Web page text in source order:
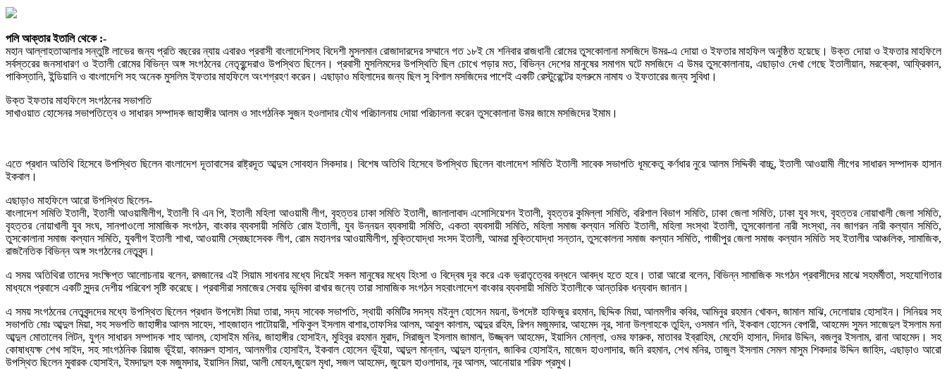
পলি আক্তার ইতালি থেকে :-
মহান আল্লাহতাআলার সন্তুষ্টি লাভের জন্য প্রতি বছরের ন্যায় এবারও প্রবাসী বাংলাদেশিসহ বিদেশী মুসলমান রোজাদারদের সম্মানে গত ১৮ই মে শনিবার রাজধানী রোমের তুসকোলানা মসজিদে উমর-এ দোয়া ও ইফতার মাহফিল অনুষ্ঠিত হয়েছে। উক্ত দোয়া ও ইফতার মাহফিলে
সর্বস্তরের জনসাধারণ ও ইতালী রোমের বিভিন্ন অঙ্গ সংগঠনের নেতৃবৃন্দেরাও উপস্থিত ছিলেন। প্রবাসী মুসলিমদের উপস্থিতি ছিল চোখে পড়ার মত, বিভিন্ন দেশের মানুষের সমাগম ঘটে মসজিদে এ উমর তুসকোলানায়, এছাড়াও দেখা গেছে ইতালীয়ান, মরক্কো, আফ্রিকান,
পাকিস্তানি, ইন্ডিয়ানি ও বাংলাদেশি সহ অনেক মুসলিম ইফতার মাহফিলে অংশগ্রহণ করেন। এছাড়াও মহিলাদের জন্য ছিল সু বিশাল মসজিদের পাশেই একটি রেস্টুরেন্টের হলরুমে নামায ও ইফতারের জন্য সুবিধা।
উক্ত ইফতার মাহফিলে সংগঠনের সভাপতি
সাখাওয়াত হোসেনর সভাপতিত্বে ও সাধারন সম্পাদক জাহাঙ্গীর আলম ও সাংগঠনিক সুজন হওলাদার যৌথ পরিচালনায় দোয়া পরিচালনা করেন তুসকোলানা উমর জামে মসজিদের ইমাম।
এতে প্রধান অতিথি হিসেবে উপস্থিত ছিলেন বাংলাদেশ দূতাবাসের রাষ্ট্রদূত আব্দুস সোবহান সিকদার। বিশেষ অতিথি হিসেবে উপস্থিত ছিলেন বাংলাদেশ সমিতি ইতালী সাবেক সভাপতি ধূমকেতু কর্ণধার নুরে আলম সিদ্দিকী বাচ্চু, ইতালী আওয়ামী লীগের সাধারন সম্পাদক হাসান
ইকবাল।
এছাড়াও মাহফিলে আরো উপস্থিত ছিলেন-
বাংলাদেশ সমিতি ইতালী, ইতালী আওয়ামীলীগ, ইতালী বি এন পি, ইতালী মহিলা আওয়ামী লীগ, বৃহত্তর ঢাকা সমিতি ইতালী, জালালাবাদ এসোসিয়েশন ইতালী, বৃহত্তর কুমিল্লা সমিতি, বরিশাল বিভাগ সমিতি, ঢাকা জেলা সমিতি, ঢাকা যুব সংঘ, বৃহত্তর নোয়াখালী জেলা সমিতি,
বৃহত্তর নোয়াখালী যুব সংঘ, সানপাওলো সামাজিক সংগঠন, বাংকার ব্যবসায়ী সমিতি রোম ইতালী, যুব উন্নয়ন ব্যবসায়ী সমিতি, একতা ব্যবসায়ী সমিতি, মহিলা সমাজ কল্যান সমিতি ইতালী, মহিলা সংস্থা ইতালী, তুসকোলানা নারী সংস্থা, নব জাগরন নারী কল্যান সমিতি,
তুসকোলানা সমাজ কল্যান সমিতি, যুবলীগ ইতালী শাখা, আওয়ামী স্বেচ্ছাসেবক লীগ, রোম মহানগর আওয়ামীলীগ, মুক্তিযোদ্ধা সংসদ ইতালী, আমরা মুক্তিযোদ্ধা সন্তান, তুসকোলনা সমাজ কল্যান সমিতি, গাজীপুর জেলা সমাজ কল্যান সমিতি সহ ইতালীর আঞ্চলিক, সামাজিক,
রাজনৈতিক বিভিন্ন অঙ্গ সংগঠনের নেতৃবৃন্দ।
এ সময় অতিথিরা তাদের সংক্ষিপ্ত আলোচনায় বলেন, রমজানের এই সিয়াম সাধনার মধ্যে দিয়েই সকল মানুষের মধ্যে হিংসা ও বিদ্বেষ দূর করে এক ভ্রাতৃত্বের বন্ধনে আবদ্ধ হতে হবে। তারা আরো বলেন, বিভিন্ন সামাজিক সংগঠন প্রবাসীদের মাঝে সহমর্মীতা, সহযোগিতার
মাধ্যমে প্রবাসে একটি সুন্দর দেশীয় পরিবেশ সৃষ্টি করেছে। প্রবাসীরা সমাজের সেবায় ভূমিকা রাখার জন্যে তারা সামাজিক সংগঠন সহবাংলাদেশ বাংকার ব্যবসায়ী সমিতি ইতালীকে আন্তরিক ধন্যবাদ জানান।
এ সময় সংগঠনের নেতৃবৃন্দদের মধ্যে উপস্থিত ছিলেন প্রধান উপদেষ্টা মিয়া তারা, সদ্য সাবেক সভাপতি, স্থায়ী কমিটির সদস্য মইনুল হোসেন ময়না, উপদেষ্ট হাফিজুর রহমান, ছিদ্দিক মিয়া, আলমগীর কবির, আমিনুর রহমান খোকন, জামাল মাঝি, দেলোয়ার হোসাইন। সিনিয়র সহ
সভাপতি মোঃ আব্দুল মিয়া, সহ সভপতি জাহাঙ্গীর আলম সাহেদ, শাহজাহান পাটোয়ারী, শফিকুল ইসলাম বাশার,তাফসির আলম, আবুল কালাম, আব্দুর রহিম, রিপন মজুমদার, আহমেদ নূর, সানা উল্লাহকে তুহিন, ওসমান গনি, ইকবাল হোসেন বেপারী, আহমেদ সুমন সাজেদুল ইসলাম মনা
আব্দুল মোতালেব লিটন, যুগ্ন সাধারন সম্পাদক শাহ আলম, হোসাইম মনির, জাহাঙ্গীর হোসাইন, মুহিবুর রহমান মুরাদ, সিরাজুল ইসলাম জামাল, উজ্জ্বল আহমেদ, ইয়াসিন মোল্লা, ওমর ফারুক, মাতাবর ইব্রাহিম, মেহেদি হাসান, দিদার উদ্দিন, বজলুর ইসলাম, রানা আহমেদ। সহ
কোষাধ্যক্ষ শেখ সাইদ, সহ সাংগঠনিক রিয়াজ ভূঁইয়া, কামরুল হাসান, আলমগীর হোসাইন, ইকবাল হোসেন ভূঁইয়া, আব্দুল মান্নান, আব্দুল হান্নান, জাকির হোসাইন, মাজেদ হাওলাদার, জনি রহমান, শেখ মনির, তাজুল ইসলাম সেমল মাসুম শিকদার উদ্দিন জাহিদ, এছাড়াও আরো
উপস্থিত ছিলেন মুবারক হোসাইন, ইমদাদুল হক মজুমদার, ইয়াসিন মিয়া, আলী মোহন,জুয়েল মৃধা, সজল আহমেদ, জুয়েল হাওলাদার, নূর আলম, আনোয়ার শরিফ প্রমুখ।